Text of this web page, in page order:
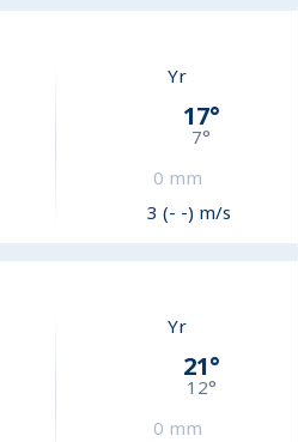
Yr
17°
7°
0 mm
3 (- -) m/s
Yr
21°
12°
0 mm